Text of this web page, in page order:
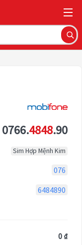
0766.4848.90
Sim Hợp Mệnh Kim
076
6484890
0 ₫